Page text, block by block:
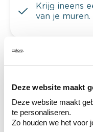
Deze website maakt
Deze website maakt
te personaliseren.
Zo houden we het voor
Krijg ineens
van je muren.
Ontdek er
Bekijk er de
te verfijnen.